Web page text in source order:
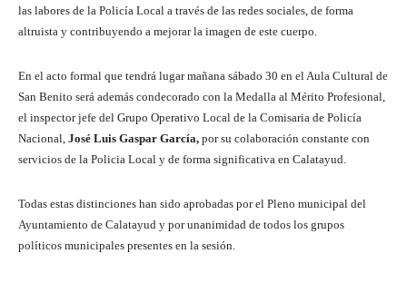
las labores de la Policía Local a través de las redes sociales, de forma
altruista y contribuyendo a mejorar la imagen de este cuerpo.
En el acto formal que tendrá lugar mañana sábado 30 en el Aula Cultural de
San Benito será además condecorado con la Medalla al Mérito Profesional,
el inspector jefe del Grupo Operativo Local de la Comisaria de Policía
Nacional, José Luis Gaspar García, por su colaboración constante con
servicios de la Policia Local y de forma significativa en Calatayud.
Todas estas distinciones han sido aprobadas por el Pleno municipal del
Ayuntamiento de Calatayud y por unanimidad de todos los grupos
políticos municipales presentes en la sesión.